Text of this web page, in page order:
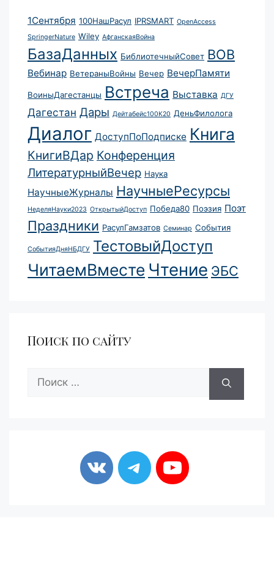
1Сентября 100НашРасул IPRSMART OpenAccess
SpringerNature Wiley АфганскаяВойна
БазаДанных БиблиотечныйСовет ВОВ
Вебинар ВетераныВойны Вечер ВечерПамяти
ВоиныДагестанцы Встреча Выставка ДГУ
Дагестан Дары Дейтабейс100К20 ДеньФилолога
Диалог ДоступПоПодписке Книга
КнигиВДар Конференция
ЛитературныйВечер Наука
НаучныеЖурналы НаучныеРесурсы
НеделяНауки2023 ОткрытыйДоступ Победа80 Поэзия Поэт
Праздники РасулГамзатов Семинар События
СобытияДняНБДГУ ТестовыйДоступ
ЧитаемВместе Чтение ЭБС
Поиск по сайту